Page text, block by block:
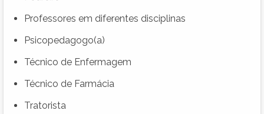
Professores em diferentes disciplinas
Psicopedagogo(a)
Técnico de Enfermagem
Técnico de Farmácia
Tratorista